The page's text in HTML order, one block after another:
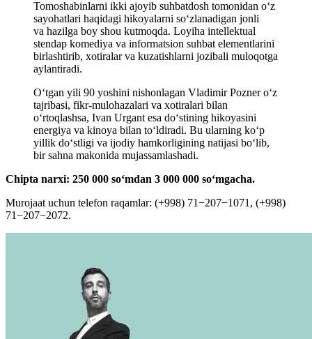
Tomoshabinlarni ikki ajoyib suhbatdosh tomonidan o‘z
sayohatlari haqidagi hikoyalarni so‘zlanadigan jonli
va hazilga boy shou kutmoqda. Loyiha intellektual
stendap komediya va informatsion suhbat elementlarini
birlashtirib, xotiralar va kuzatishlarni jozibali muloqotga
aylantiradi.
O‘tgan yili 90 yoshini nishonlagan Vladimir Pozner o‘z
tajribasi, fikr-mulohazalari va xotiralari bilan
o‘rtoqlashsa, Ivan Urgant esa do‘stining hikoyasini
energiya va kinoya bilan to‘ldiradi. Bu ularning ko‘p
yillik do‘stligi va ijodiy hamkorligining natijasi bo‘lib,
bir sahna makonida mujassamlashadi.
Chipta narxi: 250 000 soʻmdan 3 000 000 soʻmgacha.
Murojaat uchun telefon raqamlar: (+998) 71−207−1071, (+998)
71−207−2072.